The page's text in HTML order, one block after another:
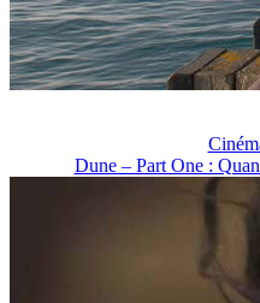
Dune – Part One :